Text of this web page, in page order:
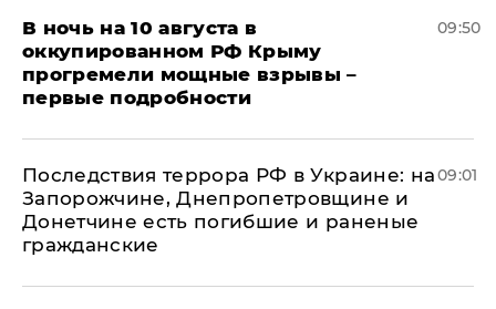
В ночь на 10 августа в
оккупированном РФ Крыму
прогремели мощные взрывы –
первые подробности
09:50
Последствия террора РФ в Украине: на
Запорожчине, Днепропетровщине и
Донетчине есть погибшие и раненые
гражданские
09:01